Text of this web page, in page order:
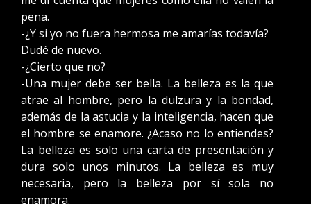
pena.
-¿Y si yo no fuera hermosa me amarías todavía?
Dudé de nuevo.
-¿Cierto que no?
-Una mujer debe ser bella. La belleza es la que
atrae al hombre, pero la dulzura y la bondad,
además de la astucia y la inteligencia, hacen que
el hombre se enamore. ¿Acaso no lo entiendes?
La belleza es solo una carta de presentación y
dura solo unos minutos. La belleza es muy
necesaria, pero la belleza por sí sola no
enamora.